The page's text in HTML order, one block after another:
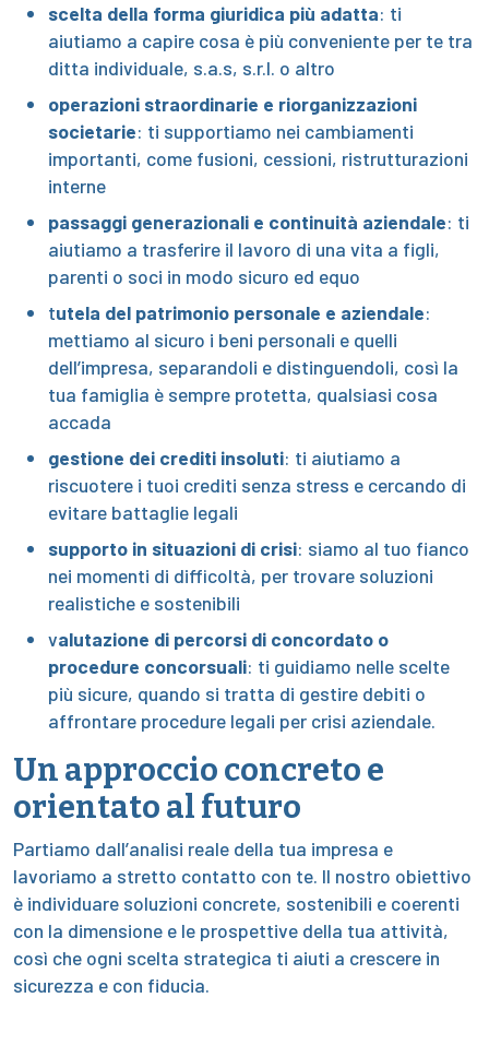
scelta della forma giuridica più adatta: ti
aiutiamo a capire cosa è più conveniente per te tra
ditta individuale, s.a.s, s.r.l. o altro
operazioni straordinarie e riorganizzazioni
societarie: ti supportiamo nei cambiamenti
importanti, come fusioni, cessioni, ristrutturazioni
interne
passaggi generazionali e continuità aziendale: ti
aiutiamo a trasferire il lavoro di una vita a figli,
parenti o soci in modo sicuro ed equo
tutela del patrimonio personale e aziendale:
mettiamo al sicuro i beni personali e quelli
dell’impresa, separandoli e distinguendoli, così la
tua famiglia è sempre protetta, qualsiasi cosa
accada
gestione dei crediti insoluti: ti aiutiamo a
riscuotere i tuoi crediti senza stress e cercando di
evitare battaglie legali
supporto in situazioni di crisi: siamo al tuo fianco
nei momenti di difficoltà, per trovare soluzioni
realistiche e sostenibili
valutazione di percorsi di concordato o
procedure concorsuali: ti guidiamo nelle scelte
più sicure, quando si tratta di gestire debiti o
affrontare procedure legali per crisi aziendale.
Un approccio concreto e
orientato al futuro
Partiamo dall’analisi reale della tua impresa e
lavoriamo a stretto contatto con te. Il nostro obiettivo
è individuare soluzioni concrete, sostenibili e coerenti
con la dimensione e le prospettive della tua attività,
così che ogni scelta strategica ti aiuti a crescere in
sicurezza e con fiducia.